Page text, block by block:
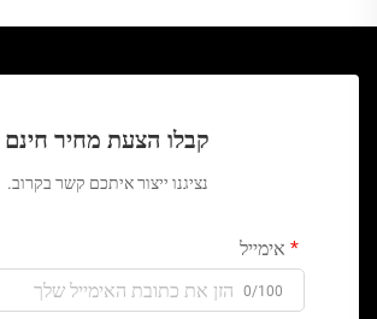
קבלו הצעת מחיר חינם
נציגנו ייצור איתכם קשר בקרוב.
אימייל
0/100